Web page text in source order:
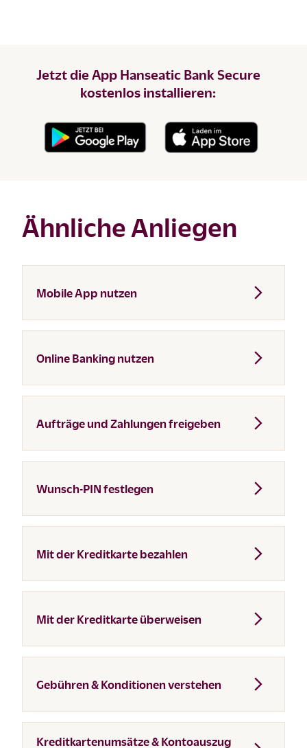
Jetzt die App Hanseatic Bank Secure
kostenlos installieren:
Ähnliche Anliegen
Mobile App nutzen
Online Banking nutzen
Aufträge und Zahlungen freigeben
Wunsch-PIN festlegen
Mit der Kreditkarte bezahlen
Mit der Kreditkarte überweisen
Gebühren & Konditionen verstehen
Kreditkartenumsätze & Kontoauszug